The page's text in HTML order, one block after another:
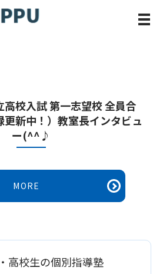
メ
校入試 第一志望校 全員合
新中！）教室長インタビュ
ー(^^♪
MORE
高校生の個別指導塾